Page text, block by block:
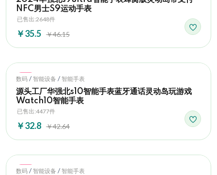
NFC男士S9运动手表
已售出:2648件
￥35.5 ￥46.15
Hot
数码 / 智能设备 / 智能手表
源头工厂华强北s10智能手表蓝牙通话灵动岛玩游戏
Watch10智能手表
已售出:4477件
￥32.8 ￥42.64
Hot
数码 / 智能设备 / 智能手表